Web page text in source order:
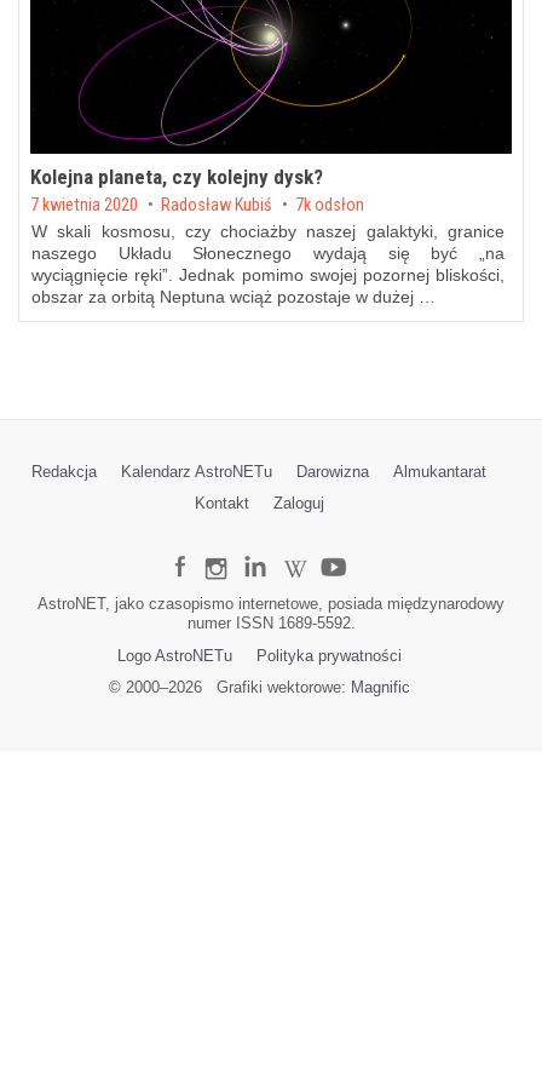
Kolejna planeta, czy kolejny dysk?
Posted on
7 kwietnia 2020 by Radosław Kubiś 7k odsłon
W skali kosmosu, czy chociażby naszej galaktyki, granice
naszego Układu Słonecznego wydają się być „na
wyciągnięcie ręki”. Jednak pomimo swojej pozornej bliskości,
obszar za orbitą Neptuna wciąż pozostaje w dużej …
Redakcja Kalendarz AstroNETu Darowizna
Almukantarat
Kontakt
Zaloguj
AstroNET, jako czasopismo internetowe, posiada międzynarodowy
numer ISSN 1689-5592.
Logo AstroNETu
Polityka prywatności
© 2000–2026Grafiki wektorowe: Magnific